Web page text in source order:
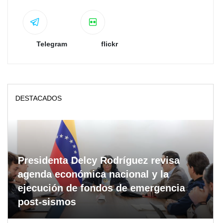
Telegram flickr
DESTACADOS
Presidenta Delcy Rodríguez revisa
agenda económica nacional y la
ejecución de fondos de emergencia
post-sismos